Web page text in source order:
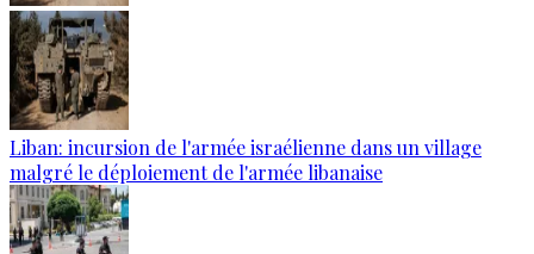
Liban: incursion de l'armée israélienne dans un village
malgré le déploiement de l'armée libanaise